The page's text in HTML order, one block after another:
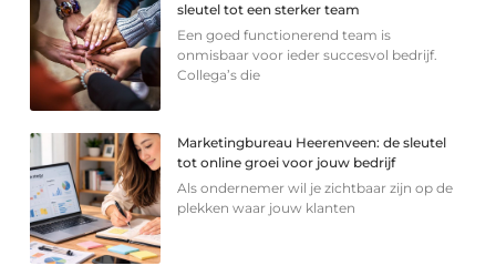
sleutel tot een sterker team
Een goed functionerend team is
onmisbaar voor ieder succesvol bedrijf.
Collega’s die
Marketingbureau Heerenveen: de sleutel
tot online groei voor jouw bedrijf
Als ondernemer wil je zichtbaar zijn op de
plekken waar jouw klanten